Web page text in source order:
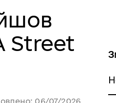
Street
06/07/2026